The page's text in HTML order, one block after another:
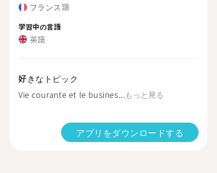
フランス語
学習中の言語
英語
好きなトピック
Vie courante et le busines...もっと見る
アプリをダウンロードする